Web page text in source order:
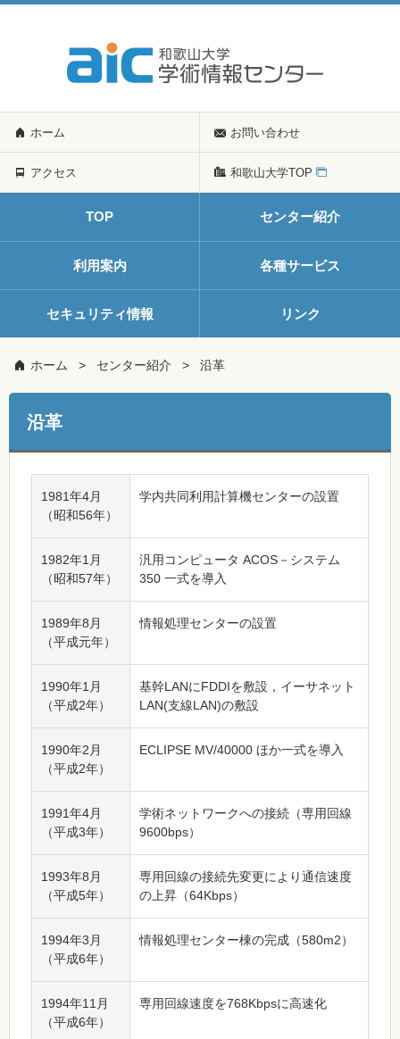
ホーム お問い合わせ
アクセス 和歌山大学TOP
TOP センター紹介
利用案内 各種サービス
セキュリティ情報 リンク
ホーム センター紹介 沿革
沿革
1981年4月
（昭和56年）
学内共同利用計算機センターの設置
1982年1月
（昭和57年）
汎用コンピュータ ACOS－システム
350 一式を導入
1989年8月
（平成元年）
情報処理センターの設置
1990年1月
（平成2年）
基幹LANにFDDIを敷設，イーサネット
LAN(支線LAN)の敷設
1990年2月
（平成2年）
ECLIPSE MV/40000 ほか一式を導入
1991年4月
（平成3年）
学術ネットワークへの接続（専用回線
9600bps）
1993年8月
（平成5年）
専用回線の接続先変更により通信速度
の上昇（64Kbps）
1994年3月
（平成6年）
情報処理センター棟の完成（580m2）
1994年11月
（平成6年）
専用回線速度を768Kbpsに高速化